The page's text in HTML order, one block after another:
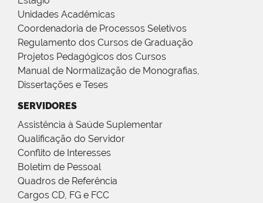
Unidades Acadêmicas
Coordenadoria de Processos Seletivos
Regulamento dos Cursos de Graduação
Projetos Pedagógicos dos Cursos
Manual de Normalização de Monografias,
Dissertações e Teses
SERVIDORES
Assistência à Saúde Suplementar
Qualificação do Servidor
Conflito de Interesses
Boletim de Pessoal
Quadros de Referência
Cargos CD, FG e FCC